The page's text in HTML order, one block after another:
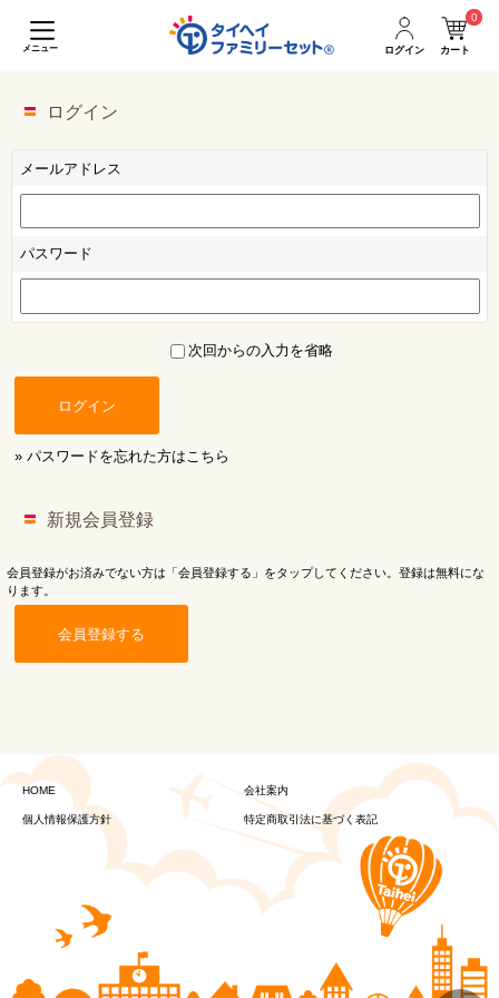
メニュー ログイン カート
0
ログイン
メールアドレス
パスワード
次回からの入力を省略
ログイン
» パスワードを忘れた方はこちら
新規会員登録
会員登録がお済みでない方は「会員登録する」をタップしてください。登録は無料にな
ります。
会員登録する
HOME 会社案内
個人情報保護方針 特定商取引法に基づく表記